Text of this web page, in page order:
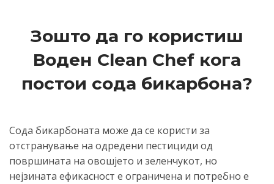
Зошто да го користиш
Воден Clean Chef кога
постои сода бикарбона?
Сода бикарбоната може да се користи за
отстранување на одредени пестициди од
површината на овошјето и зеленчукот, но
нејзината ефикасност е ограничена и потребно е